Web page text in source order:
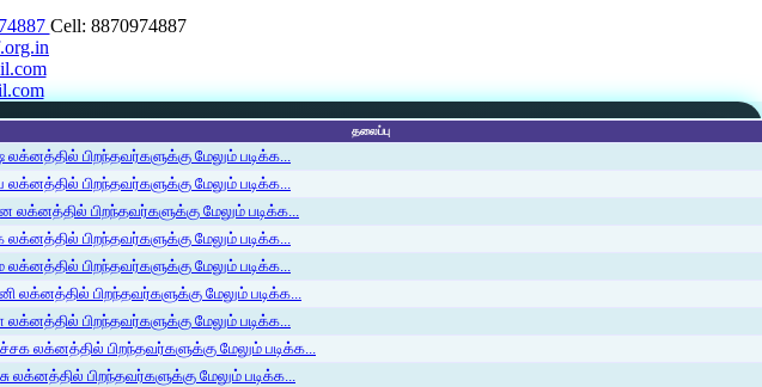
Cell: 8870974887
தலைப்பு
லக்னத்தில் பிறந்தவர்களுக்கு மேலும் படிக்க...
லக்னத்தில் பிறந்தவர்களுக்கு மேலும் படிக்க...
லக்னத்தில் பிறந்தவர்களுக்கு மேலும் படிக்க...
லக்னத்தில் பிறந்தவர்களுக்கு மேலும் படிக்க...
லக்னத்தில் பிறந்தவர்களுக்கு மேலும் படிக்க...
லக்னத்தில் பிறந்தவர்களுக்கு மேலும் படிக்க...
லக்னத்தில் பிறந்தவர்களுக்கு மேலும் படிக்க...
லக்னத்தில் பிறந்தவர்களுக்கு மேலும் படிக்க...
லக்னத்தில் பிறந்தவர்களுக்கு மேலும் படிக்க...